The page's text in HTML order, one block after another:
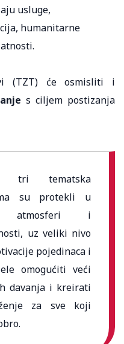
usluge,
humanitarne
(TZT) će osmisliti i
s ciljem postizanja
tri tematska
su protekli u
atmosferi i
uz veliki nivo
pojedinaca i
omogućiti veći
davanja i kreirati
za sve koji